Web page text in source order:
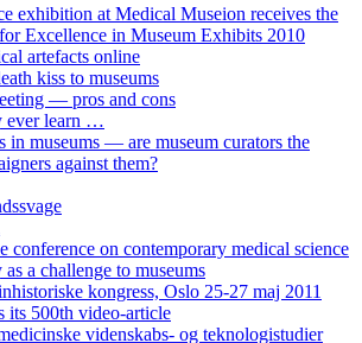
exhibition at Medical Museion receives the
Excellence in Museum Exhibits 2010
artefacts online
kiss to museums
— pros and cons
ever learn …
in museums — are museum curators the
against them?
conference on contemporary medical science
a challenge to museums
kongress, Oslo 25-27 maj 2011
its 500th video-article
videnskabs- og teknologistudier